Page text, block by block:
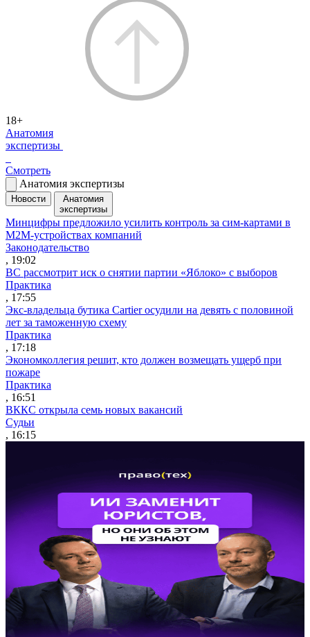
18+
Анатомия
экспертизы
Смотреть
Анатомия экспертизы
Новости
Анатомия
экспертизы
Минцифры предложило усилить контроль за сим-картами в
M2M-устройствах компаний
Законодательство
, 19:02
ВС рассмотрит иск о снятии партии «Яблоко» с выборов
Практика
, 17:55
Экс-владельца бутика Cartier осудили на девять с половиной
лет за таможенную схему
Практика
, 17:18
Экономколлегия решит, кто должен возмещать ущерб при
пожаре
Практика
, 16:51
ВККС открыла семь новых вакансий
Судьи
, 16:15